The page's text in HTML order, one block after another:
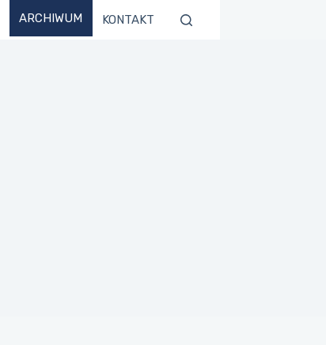
ARCHIWUM KONTAKT